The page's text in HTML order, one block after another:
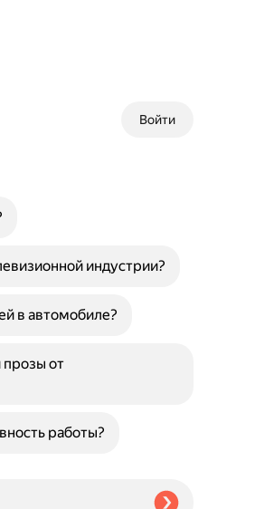
Войти
индустрии?
в автомобиле?
прозы от
работы?